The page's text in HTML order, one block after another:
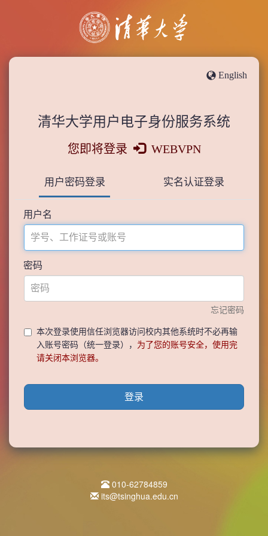
English
清华大学用户电子身份服务系统
您即将登录 WEBVPN
用户密码登录 实名认证登录
用户名
密码
忘记密码
本次登录使用信任浏览器访问校内其他系统时不必再输
入账号密码（统一登录）， 为了您的账号安全，使用完
请关闭本浏览器。
登录
010-62784859
its@tsinghua.edu.cn